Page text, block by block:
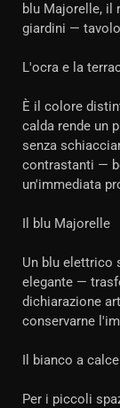
blu Majorelle, il
giardini —
L'ocra e la
È il colore
calda rende un
senza
contrastanti —
un'immediata
Il blu Majorelle
Un blu elettrico
elegante —
dichiarazione
conservarne
Il bianco a calce
Per i piccoli